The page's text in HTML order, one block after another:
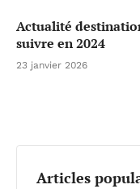
Actualité
suivre en 2024
23 janvier 2026
Articles